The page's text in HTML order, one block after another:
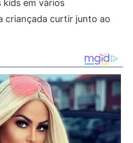
kids em vários
criançada curtir junto ao